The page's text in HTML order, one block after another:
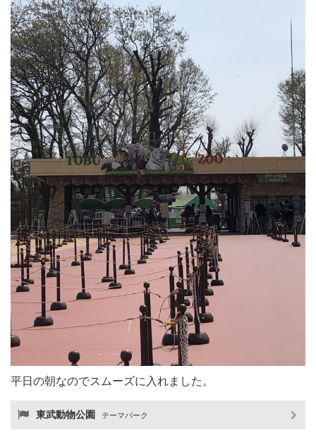
平日の朝なのでスムーズに入れました。
東武動物公園 テーマパーク